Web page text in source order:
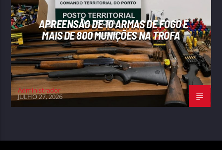
APREENSÃO DE 10 ARMAS DE FOGO E
MAIS DE 800 MUNIÇÕES NA TROFA
Administrador
JULHO 27, 2026